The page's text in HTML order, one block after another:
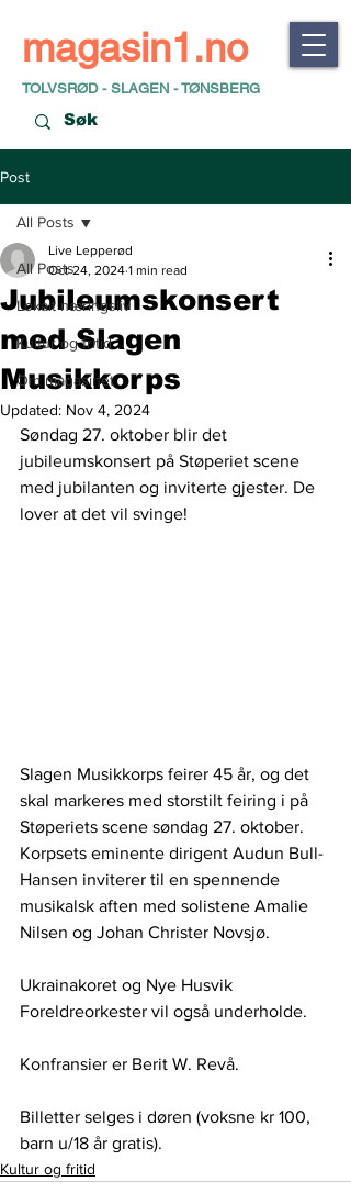
magasin1.no
TOLVSRØD - SLAGEN - TØNSBERG
Post
All Posts
Lokalt næringsliv
Kultur og fritid
Om magasinet
All Posts
Jubileumskonsert
med Slagen
Musikkorps
Live Lepperød
Oct 24, 2024 1 min read
Updated: Nov 4, 2024
Søndag 27. oktober blir det
jubileumskonsert på Støperiet scene
med jubilanten og inviterte gjester. De
lover at det vil svinge!
Slagen Musikkorps feirer 45 år, og det
skal markeres med storstilt feiring i på
Støperiets scene søndag 27. oktober.
Korpsets eminente dirigent Audun Bull-
Hansen inviterer til en spennende
musikalsk aften med solistene Amalie
Nilsen og Johan Christer Novsjø.
Ukrainakoret og Nye Husvik
Foreldreorkester vil også underholde.
Konfransier er Berit W. Revå.
Billetter selges i døren (voksne kr 100,
barn u/18 år gratis).
Kultur og fritid